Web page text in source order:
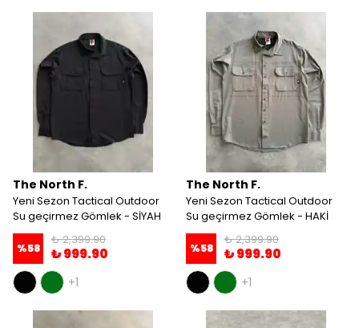
The North F.
Yeni Sezon Tactical Outdoor
Su geçirmez Gömlek - SİYAH
%58
₺ 2,399.90
₺ 999.90
+1
The North F.
Yeni Sezon Tactical Outdoor
Su geçirmez Gömlek - HAKİ
%58
₺ 2,399.90
₺ 999.90
+1